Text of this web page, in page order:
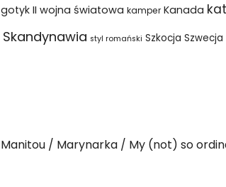
gotyk II wojna światowa kamper Kanada
Skandynawia styl romański Szkocja Szwecja
Manitou Marynarka My (not) so